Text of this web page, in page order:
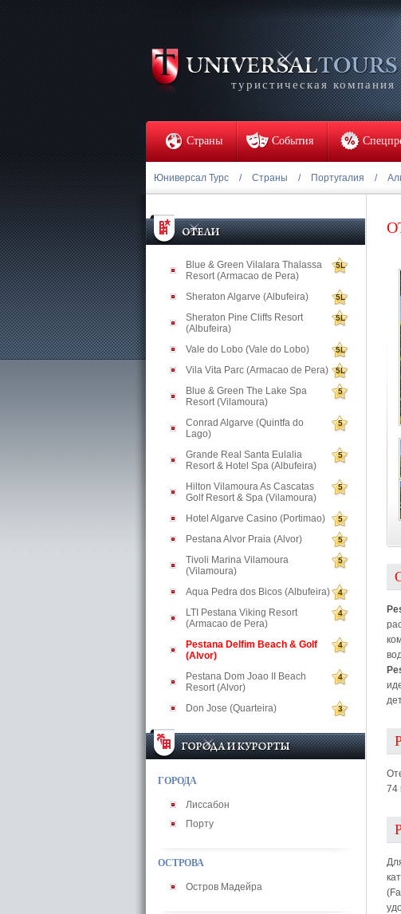
туристическая компания
Страны События
Юниверсал Турс / Страны / Португалия /
Blue & Green Vilalara Thalassa
Resort (Armacao de Pera)
5L
Sheraton Algarve (Albufeira) 5L
Sheraton Pine Cliffs Resort
(Albufeira)
5L
Vale do Lobo (Vale do Lobo) 5L
Vila Vita Parc (Armacao de Pera) 5L
Blue & Green The Lake Spa
Resort (Vilamoura)
5
Conrad Algarve (Quintfa do
Lago)
5
Grande Real Santa Eulalia
Resort & Hotel Spa (Albufeira)
5
Hilton Vilamoura As Cascatas
Golf Resort & Spa (Vilamoura)
5
Hotel Algarve Casino (Portimao) 5
Pestana Alvor Praia (Alvor) 5
Tivoli Marina Vilamoura
(Vilamoura)
5
Aqua Pedra dos Bicos (Albufeira) 4
LTI Pestana Viking Resort
(Armacao de Pera)
4
Pestana Delfim Beach & Golf
(Alvor)
4
Pestana Dom Joao II Beach
Resort (Alvor)
4
Don Jose (Quarteira) 3
ГОРОДА
Лиссабон
Порту
ОСТРОВА
Остров Мадейра
74